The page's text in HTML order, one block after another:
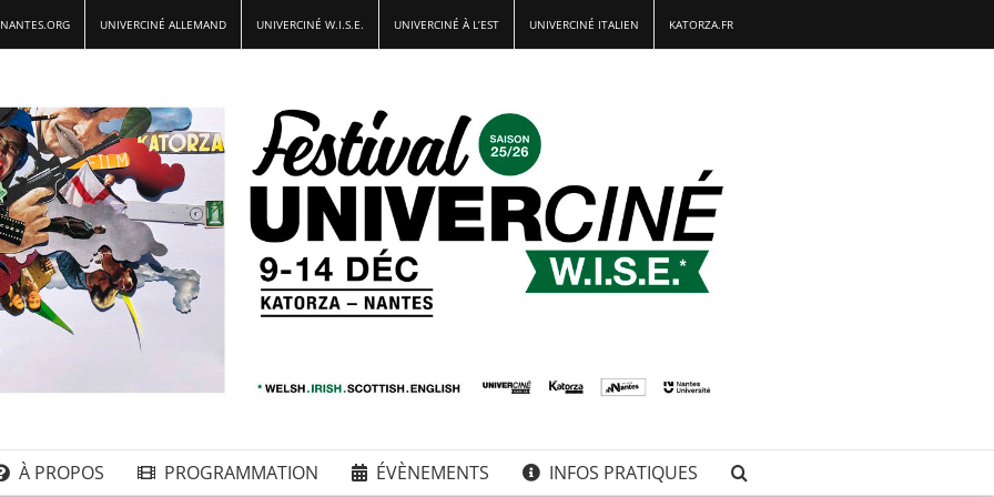
UNIVERCINÉ ALLEMAND UNIVERCINÉ W.I.S.E. UNIVERCINÉ À L’EST UNIVERCINÉ ITALIEN KATORZA.FR
À PROPOS PROGRAMMATION ÉVÈNEMENTS INFOS PRATIQUES